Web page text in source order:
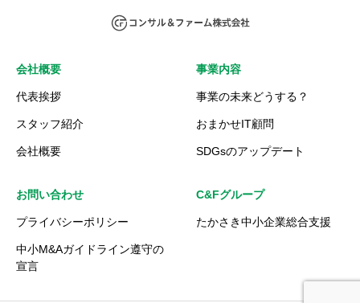
会社概要
代表挨拶
スタッフ紹介
会社概要
事業内容
事業の未来どうする？
おまかせIT顧問
SDGsのアップデート
お問い合わせ
プライバシーポリシー
中小M&Aガイドライン遵守の
宣言
C&Fグループ
たかさき中小企業総合支援